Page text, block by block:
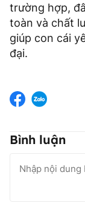
trường hợp,
toàn và chất
giúp con cái
đại.
Bình luận